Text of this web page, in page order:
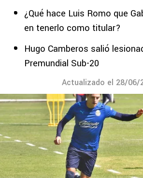
¿Qué hace Luis Romo que
en tenerlo como titular?
Hugo Camberos salió
Premundial Sub-20
Actualizado el 28/06/